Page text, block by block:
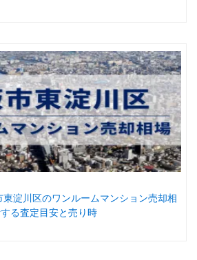
東淀川区のワンルームマンション売却相
る査定目安と売り時